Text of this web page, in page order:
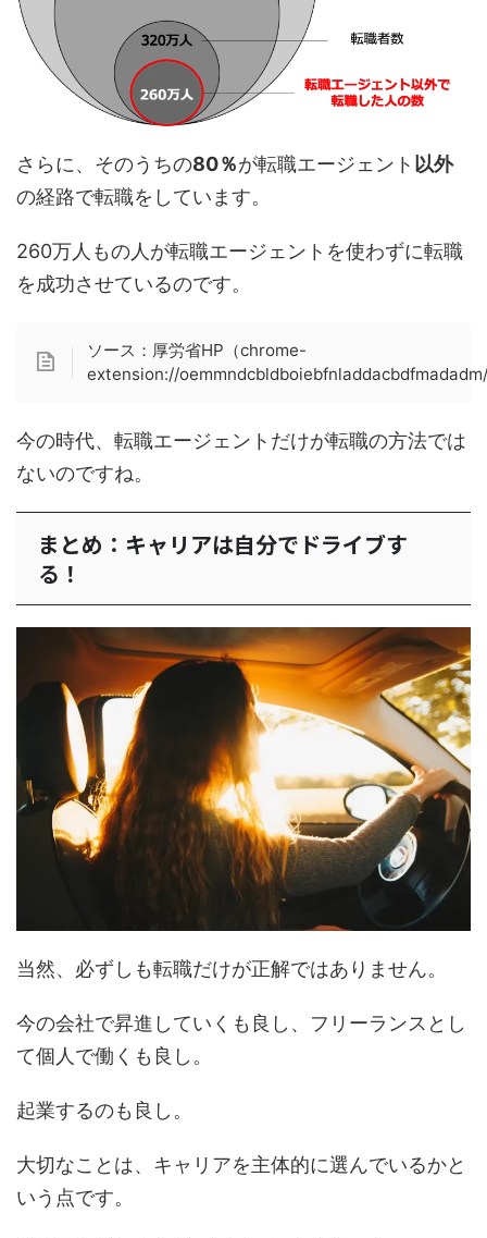
さらに、そのうちの80％が転職エージェント 以外
の経路で転職をしています。
260万人もの人が転職エージェントを使わずに転職
を成功させているのです。
ソース：厚労省HP（chrome-
extension://
今の時代、転職エージェントだけが転職の方法では
ないのですね。
まとめ：キャリアは自分でドライブす
る！
当然、必ずしも転職だけが正解ではありません。
今の会社で昇進していくも良し、フリーランスとし
て個人で働くも良し。
起業するのも良し。
大切なことは、キャリアを主体的に選んでいるかと
いう点です。